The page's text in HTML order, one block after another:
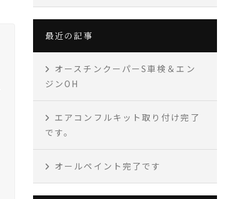
最近の記事
オースチンクーパーS車検＆エン
ジンOH
エアコンフルキット取り付け完了
です。
オールペイント完了です